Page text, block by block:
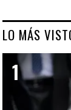
LO MÁS